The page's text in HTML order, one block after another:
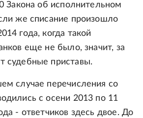
Закона об исполнительном
же списание произошло
года, когда такой
еще не было, значит, за
судебные приставы.
случае перечисления со
с осени 2013 по 11
- ответчиков здесь двое. До